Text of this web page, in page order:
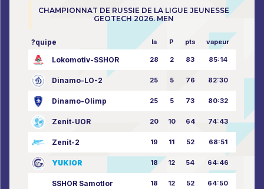
CHAMPIONNAT DE RUSSIE DE LA LIGUE JEUNESSE
GEOTECH 2026. MEN
?quipe la P pts vapeur
Lokomotiv-SSHOR 28 2 83 85:14
Dinamo-LO-2 25 5 76 82:30
Dinamo-Olimp 25 5 73 80:32
Zenit-UOR 20 10 64 74:43
Zenit-2 19 11 52 68:51
YUKIOR 18 12 54 64:46
SSHOR Samotlor 18 12 52 64:50